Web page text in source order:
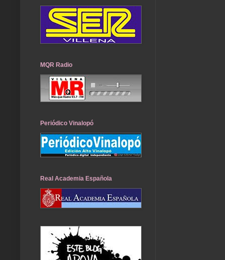
MQR Radio
Periódico Vinalopó
Real Academia Española